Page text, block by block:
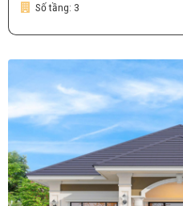
Số tầng: 3